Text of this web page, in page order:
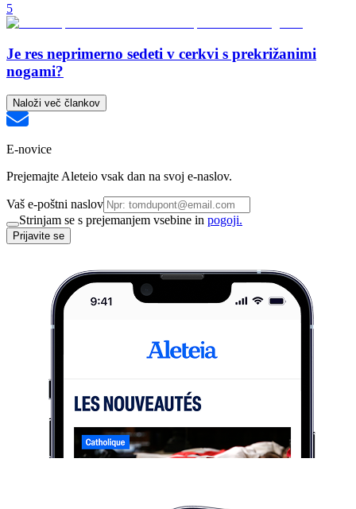
5
Je res neprimerno sedeti v cerkvi s prekrižanimi
nogami?
Naloži več člankov
E-novice
Prejemajte Aleteio vsak dan na svoj e-naslov.
Vaš e-poštni naslov
Strinjam se s prejemanjem vsebine in pogoji.
Prijavite se